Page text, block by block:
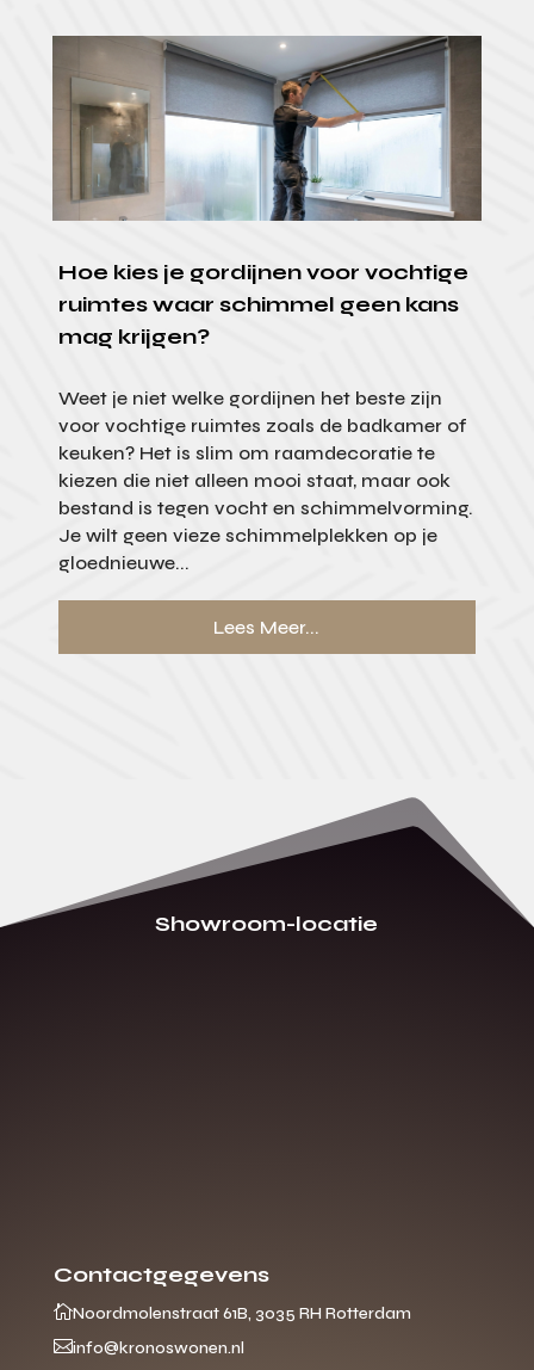
Hoe kies je gordijnen voor vochtige
ruimtes waar schimmel geen kans
mag krijgen?
Weet je niet welke gordijnen het beste zijn
voor vochtige ruimtes zoals de badkamer of
keuken? Het is slim om raamdecoratie te
kiezen die niet alleen mooi staat, maar ook
bestand is tegen vocht en schimmelvorming.
Je wilt geen vieze schimmelplekken op je
gloednieuwe...
Lees Meer...
Showroom-locatie
Contactgegevens
Noordmolenstraat 61B, 3035 RH Rotterdam
info@kronoswonen.nl